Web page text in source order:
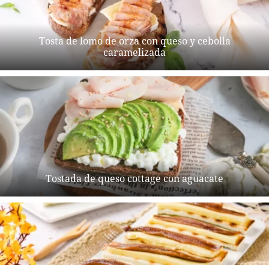
Tosta de lomo de orza con queso y cebolla
caramelizada
Tostada de queso cottage con aguacate